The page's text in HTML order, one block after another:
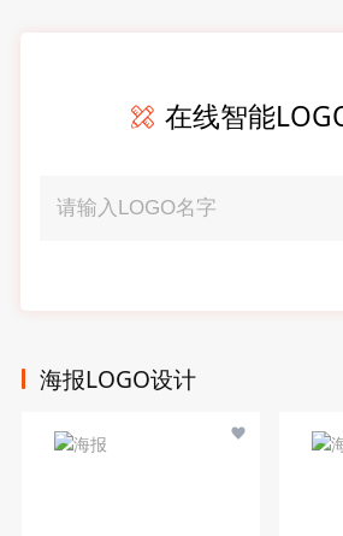
在线智能
海报LOGO设计